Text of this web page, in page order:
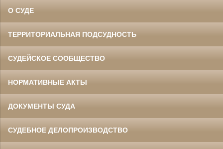
О СУДЕ
ТЕРРИТОРИАЛЬНАЯ ПОДСУДНОСТЬ
СУДЕЙСКОЕ СООБЩЕСТВО
НОРМАТИВНЫЕ АКТЫ
ДОКУМЕНТЫ СУДА
СУДЕБНОЕ ДЕЛОПРОИЗВОДСТВО